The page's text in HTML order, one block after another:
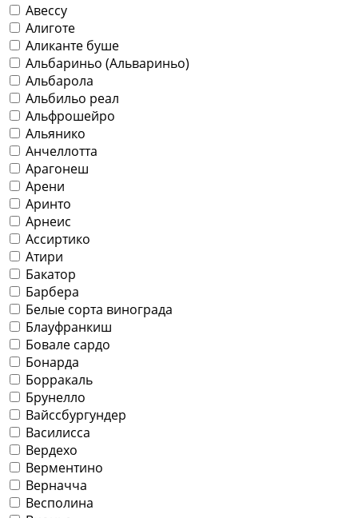
Авессу
Алиготе
Аликанте буше
Альбариньо (Альвариньо)
Альбарола
Альбильо реал
Альфрошейро
Альянико
Анчеллотта
Арагонеш
Арени
Аринто
Арнеис
Ассиртико
Атири
Бакатор
Барбера
Белые сорта винограда
Блауфранкиш
Бовале сардо
Бонарда
Борракаль
Брунелло
Вайссбургундер
Василисса
Вердехо
Верментино
Верначча
Весполина